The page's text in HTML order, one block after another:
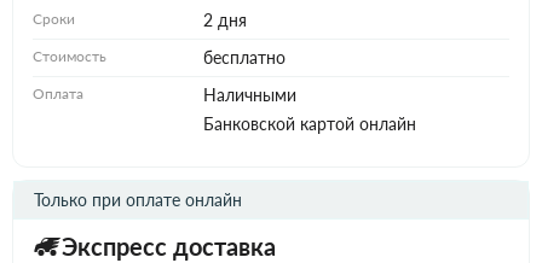
Сроки 2 дня
Стоимость бесплатно
Оплата
Наличными
Банковской картой онлайн
Экспресс доставка
Только при оплате онлайн